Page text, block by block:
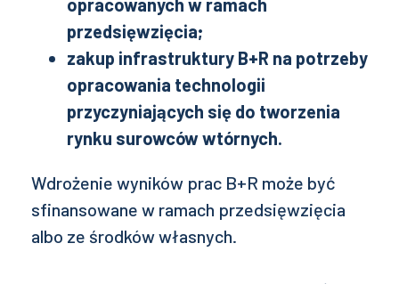
opracowanych w ramach
przedsięwzięcia;
zakup infrastruktury B+R na potrzeby
opracowania technologii
przyczyniających się do tworzenia
rynku surowców wtórnych.
Wdrożenie wyników prac B+R może być
sfinansowane w ramach przedsięwzięcia
albo ze środków własnych.